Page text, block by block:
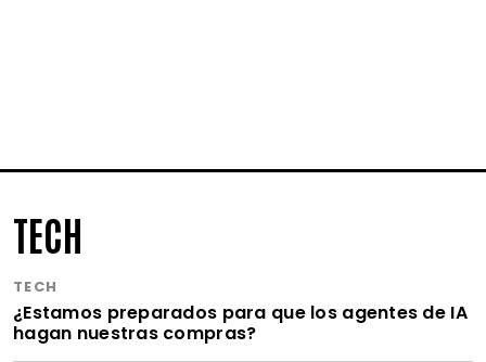
TECH
TECH
¿Estamos preparados para que los agentes de IA
hagan nuestras compras?